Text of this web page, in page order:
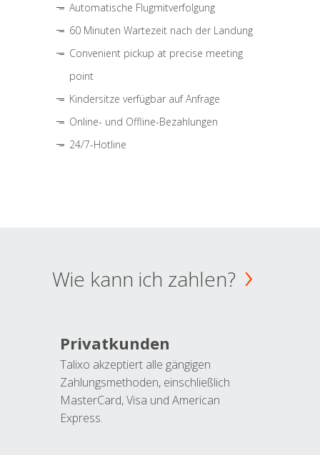
Automatische Flugmitverfolgung
60 Minuten Wartezeit nach der Landung
Convenient pickup at precise meeting
point
Kindersitze verfügbar auf Anfrage
Online- und Offline-Bezahlungen
24/7-Hotline
Wie kann ich zahlen?
Privatkunden
Talixo akzeptiert alle gängigen
Zahlungsmethoden, einschließlich
MasterCard, Visa und American
Express.